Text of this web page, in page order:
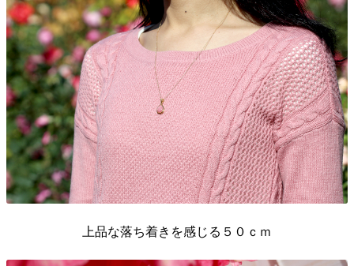
上品な落ち着きを感じる５０ｃｍ